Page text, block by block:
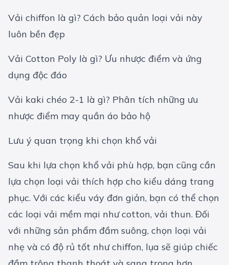
Vải chiffon là gì? Cách bảo quản loại vải này
luôn bền đẹp
Vải Cotton Poly là gì? Ưu nhược điểm và ứng
dụng độc đáo
Vải kaki chéo 2-1 là gì? Phân tích những ưu
nhược điểm may quần áo bảo hộ
Lưu ý quan trọng khi chọn khổ vải
Sau khi lựa chọn khổ vải phù hợp, bạn cũng cần
lựa chọn loại vải thích hợp cho kiểu dáng trang
phục. Với các kiểu váy đơn giản, bạn có thể chọn
các loại vải mềm mại như cotton, vải thun. Đối
với những sản phẩm đầm suông, chọn loại vải
nhẹ và có độ rủ tốt như chiffon, lụa sẽ giúp chiếc